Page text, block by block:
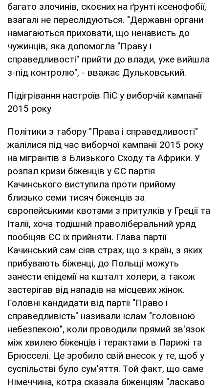
багато злочинів, скоєних на ґрунті ксенофобії,
взагалі не переслідуються. "Державні органи
намагаються приховати, що ненависть до
чужинців, яка допомогла "Праву і
справедливості" прийти до влади, уже вийшла
з-під контролю", - вважає Дульковський.
Підігрівання настроїв ПіС у виборчій кампанії
2015 року
Політики з табору "Права і справедливості"
жалілися під час виборчої кампанії 2015 року
на мігрантів з Близького Сходу та Африки. У
розпал кризи біженців у ЄС партія
Качинського виступила проти прийому
близько семи тисяч біженців за
європейськими квотами з притулків у Греції та
Італії, хоча тодішній праволіберальний уряд
пообіцяв ЄС їх прийняти. Глава партії
Качинський сам сіяв страх, що з країн, з яких
прибувають біженці, до Польщі можуть
занести епідемії на кшталт холери, а також
застерігав від нападів на місцевих жінок.
Головні кандидати від партії "Право і
справедливість" називали іслам "головною
небезпекою", коли проводили прямий зв'язок
між хвилею біженців і терактами в Парижі та
Брюсселі. Це зробило свій внесок у те, щоб у
суспільстві було сум'яття. Той факт, що саме
Німеччина, котра сказала біженціям "ласкаво